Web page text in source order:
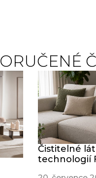
Čistitelné
technologií